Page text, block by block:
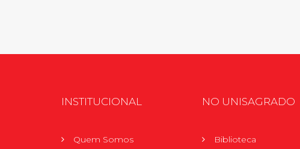
INSTITUCIONAL
Quem Somos
NO UNISAGRADO
Biblioteca